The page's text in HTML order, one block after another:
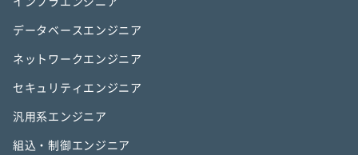
データベースエンジニア
ネットワークエンジニア
セキュリティエンジニア
汎用系エンジニア
組込・制御エンジニア